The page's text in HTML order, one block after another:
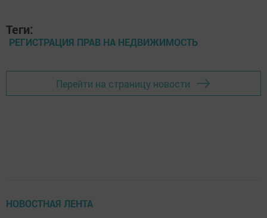
Теги:
РЕГИСТРАЦИЯ ПРАВ НА НЕДВИЖИМОСТЬ
Перейти на страницу новости
НОВОСТНАЯ ЛЕНТА